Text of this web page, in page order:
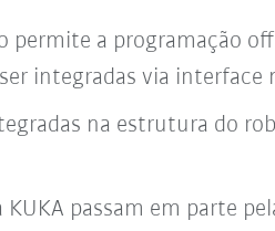
a programação
integradas via interface
na estrutura do
passam em parte